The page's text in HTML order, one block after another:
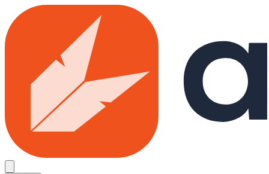
Skip to main content